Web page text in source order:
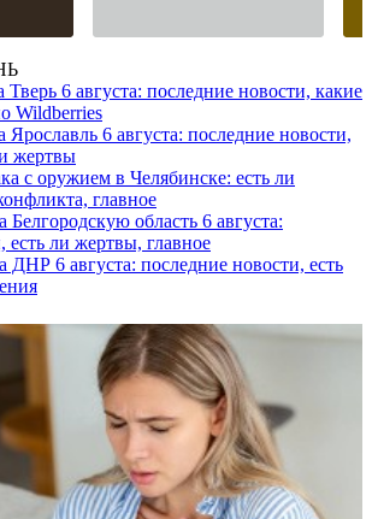
6 августа: последние новости, какие
Wildberries
6 августа: последние новости,
жертвы
с оружием в Челябинске: есть ли
главное
область 6 августа:
есть ли жертвы, главное
6 августа: последние новости, есть